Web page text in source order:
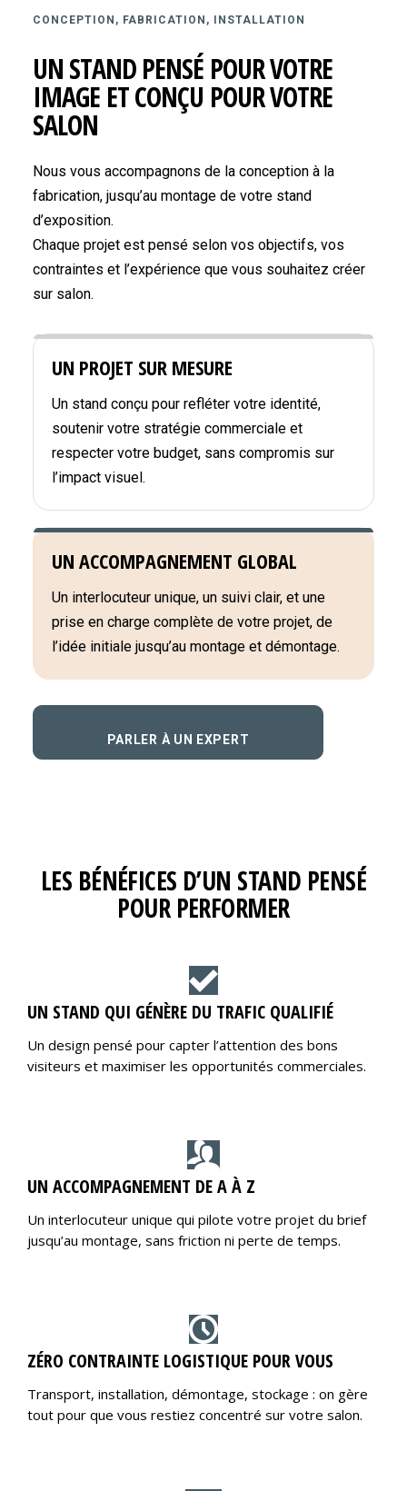
CONCEPTION, FABRICATION, INSTALLATION
UN STAND PENSÉ POUR VOTRE
IMAGE ET CONÇU POUR VOTRE
SALON
Nous vous accompagnons de la conception à la
fabrication, jusqu’au montage de votre stand
d’exposition.
Chaque projet est pensé selon vos objectifs, vos
contraintes et l’expérience que vous souhaitez créer
sur salon.
UN PROJET SUR MESURE
Un stand conçu pour refléter votre identité,
soutenir votre stratégie commerciale et
respecter votre budget, sans compromis sur
l’impact visuel.
UN ACCOMPAGNEMENT GLOBAL
Un interlocuteur unique, un suivi clair, et une
prise en charge complète de votre projet, de
l’idée initiale jusqu’au montage et démontage.
PARLER À UN EXPERT
LES BÉNÉFICES D’UN STAND PENSÉ
POUR PERFORMER
UN STAND QUI GÉNÈRE DU TRAFIC QUALIFIÉ
Un design pensé pour capter l’attention des bons
visiteurs et maximiser les opportunités commerciales.
UN ACCOMPAGNEMENT DE A À Z
Un interlocuteur unique qui pilote votre projet du brief
jusqu’au montage, sans friction ni perte de temps.
ZÉRO CONTRAINTE LOGISTIQUE POUR VOUS
Transport, installation, démontage, stockage : on gère
tout pour que vous restiez concentré sur votre salon.